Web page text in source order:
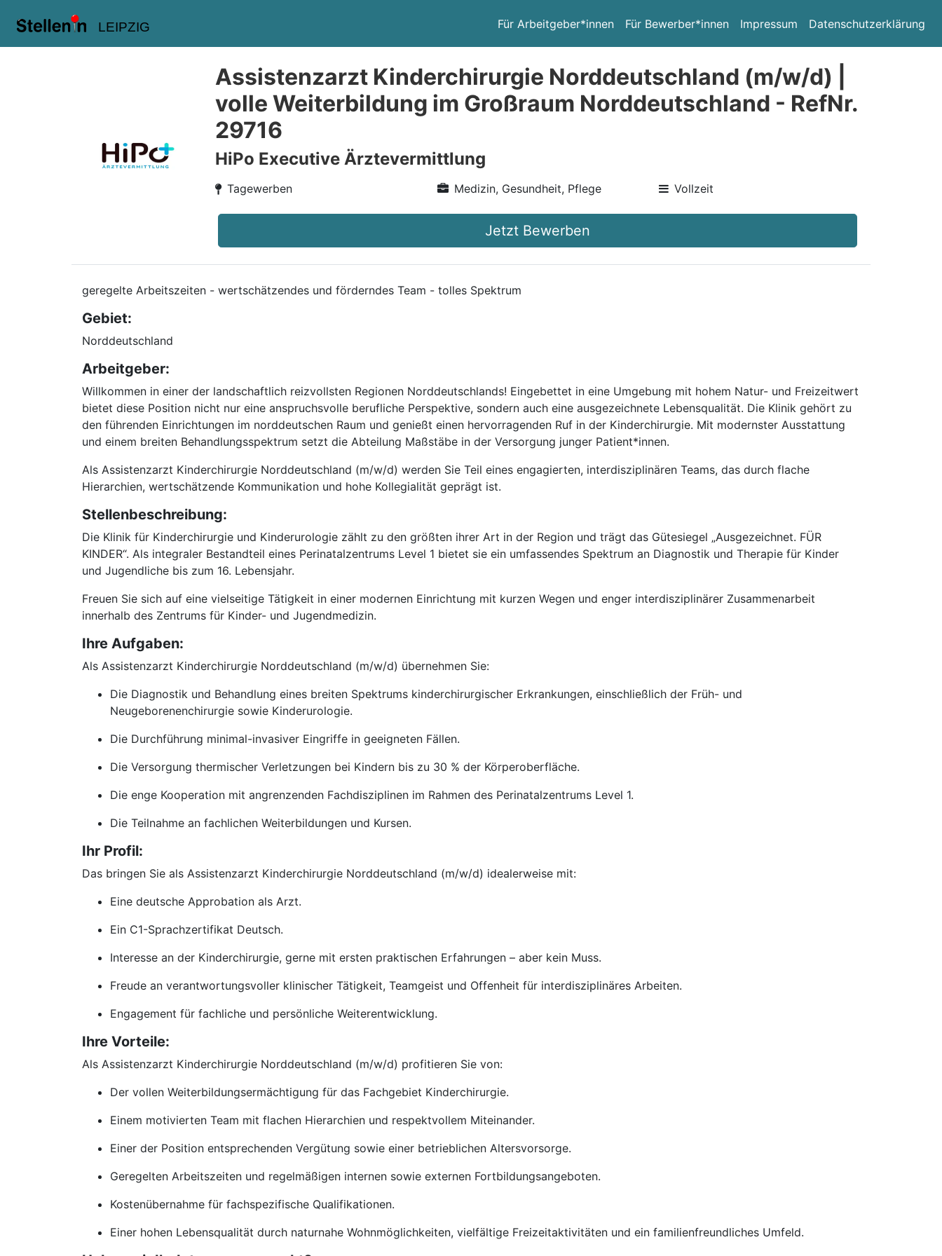
LEIPZIG Für Arbeitgeber*innen Für Bewerber*innen Impressum Datenschutzerklärung
Assistenzarzt Kinderchirurgie Norddeutschland (m/w/d) |
volle Weiterbildung im Großraum Norddeutschland - RefNr.
29716
HiPo Executive Ärztevermittlung
Tagewerben Medizin, Gesundheit, Pflege Vollzeit
Jetzt Bewerben
geregelte Arbeitszeiten - wertschätzendes und förderndes Team - tolles Spektrum
Gebiet:
Norddeutschland
Arbeitgeber:
Willkommen in einer der landschaftlich reizvollsten Regionen Norddeutschlands! Eingebettet in eine Umgebung mit hohem Natur- und Freizeitwert
bietet diese Position nicht nur eine anspruchsvolle berufliche Perspektive, sondern auch eine ausgezeichnete Lebensqualität. Die Klinik gehört zu
den führenden Einrichtungen im norddeutschen Raum und genießt einen hervorragenden Ruf in der Kinderchirurgie. Mit modernster Ausstattung
und einem breiten Behandlungsspektrum setzt die Abteilung Maßstäbe in der Versorgung junger Patient*innen.
Als Assistenzarzt Kinderchirurgie Norddeutschland (m/w/d) werden Sie Teil eines engagierten, interdisziplinären Teams, das durch flache
Hierarchien, wertschätzende Kommunikation und hohe Kollegialität geprägt ist.
Stellenbeschreibung:
Die Klinik für Kinderchirurgie und Kinderurologie zählt zu den größten ihrer Art in der Region und trägt das Gütesiegel „Ausgezeichnet. FÜR
KINDER“. Als integraler Bestandteil eines Perinatalzentrums Level 1 bietet sie ein umfassendes Spektrum an Diagnostik und Therapie für Kinder
und Jugendliche bis zum 16. Lebensjahr.
Freuen Sie sich auf eine vielseitige Tätigkeit in einer modernen Einrichtung mit kurzen Wegen und enger interdisziplinärer Zusammenarbeit
innerhalb des Zentrums für Kinder- und Jugendmedizin.
Ihre Aufgaben:
Als Assistenzarzt Kinderchirurgie Norddeutschland (m/w/d) übernehmen Sie:
Die Diagnostik und Behandlung eines breiten Spektrums kinderchirurgischer Erkrankungen, einschließlich der Früh- und
Neugeborenenchirurgie sowie Kinderurologie.
Die Durchführung minimal-invasiver Eingriffe in geeigneten Fällen.
Die Versorgung thermischer Verletzungen bei Kindern bis zu 30 % der Körperoberfläche.
Die enge Kooperation mit angrenzenden Fachdisziplinen im Rahmen des Perinatalzentrums Level 1.
Die Teilnahme an fachlichen Weiterbildungen und Kursen.
Ihr Profil:
Das bringen Sie als Assistenzarzt Kinderchirurgie Norddeutschland (m/w/d) idealerweise mit:
Eine deutsche Approbation als Arzt.
Ein C1-Sprachzertifikat Deutsch.
Interesse an der Kinderchirurgie, gerne mit ersten praktischen Erfahrungen – aber kein Muss.
Freude an verantwortungsvoller klinischer Tätigkeit, Teamgeist und Offenheit für interdisziplinäres Arbeiten.
Engagement für fachliche und persönliche Weiterentwicklung.
Ihre Vorteile:
Als Assistenzarzt Kinderchirurgie Norddeutschland (m/w/d) profitieren Sie von:
Der vollen Weiterbildungsermächtigung für das Fachgebiet Kinderchirurgie.
Einem motivierten Team mit flachen Hierarchien und respektvollem Miteinander.
Einer der Position entsprechenden Vergütung sowie einer betrieblichen Altersvorsorge.
Geregelten Arbeitszeiten und regelmäßigen internen sowie externen Fortbildungsangeboten.
Kostenübernahme für fachspezifische Qualifikationen.
Einer hohen Lebensqualität durch naturnahe Wohnmöglichkeiten, vielfältige Freizeitaktivitäten und ein familienfreundliches Umfeld.